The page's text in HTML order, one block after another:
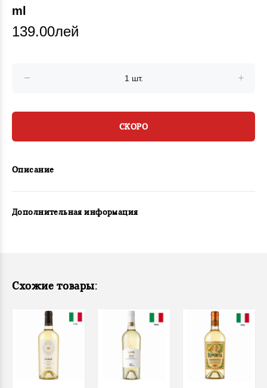
ml
139.00лей
СКОРО
Описание
Дополнительная информация
Схожие товары: